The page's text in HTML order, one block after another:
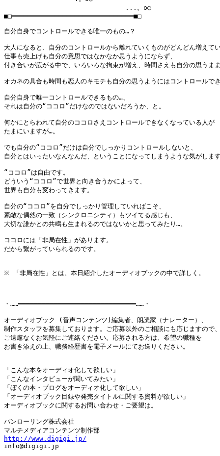
...。o○
■□━━━━━━━━━━━━━━━━━━━━━━━━━━━━━━━■□
自分自身でコントロールできる唯一のもの…？
大人になると、自分のコントロールから離れていくものがどんどん増えて
仕事も売上げも自分の意思ではなかなか思うようにならず、
付き合いが広がる中で、いろいろな拘束が増え、時間さえも自分の思うま
オカネの具合も時間も恋人のキモチも自分の思うようにはコントロールで
自分自身で唯一コントロールできるもの…、
それは自分の“ココロ”だけなのではないだろうか、と。
何かにとらわれて自分のココロさえコントロールできなくなっている人が
たまにいますが…。
でも自分の“ココロ”だけは自分でしっかりコントロールしないと、
自分とはいったいなんなんだ、ということになってしまうような気がしま
“ココロ”は自由です。
どういう“ココロ”で世界と向き合うかによって、
世界も自分も変わってきます。
自分の“ココロ”を自分でしっかり管理していればこそ、
素敵な偶然の一致（シンクロニシティ）もツイてる感じも、
大切な誰かとの共鳴も生まれるのではないかと思ってみたり…。
ココロには「非局在性」があります。
だから繋がっていられるのです。
※ 「非局在性」とは、本日紹介したオーディオブックの中で詳しく。
・……━━━━━━━━━━━━━━━━━━━━━━━━━━━━━━……・
オーディオブック (音声コンテンツ)編集者、朗読家（ナレーター）、
制作スタッフを募集しております。ご応募以外のご相談にも応じますので
ご遠慮なくお気軽にご連絡ください。応募される方は、希望の職種を
お書き添えの上、職務経歴書を電子メールにてお送りください。
「こんな本をオーディオ化して欲しい」
「こんなインタビューが聞いてみたい」
「ぼくの本・ブログをオーディオ化して欲しい」
「オーディオブック目録や発売タイトルに関する資料が欲しい」
オーディオブックに関するお問い合わせ・ご要望は。
パンローリング株式会社
http://www.digigi.jp/
info@digigi.jp